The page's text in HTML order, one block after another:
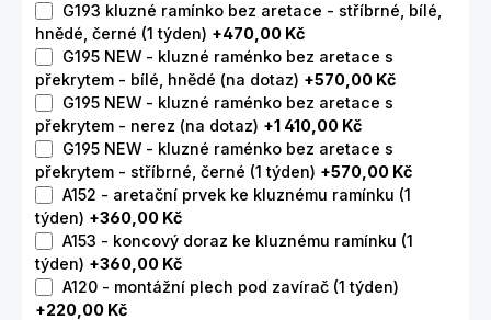
G193 kluzné ramínko bez aretace - stříbrné, bílé,
hnědé, černé (1 týden) +470,00 Kč
G195 NEW - kluzné raménko bez aretace s
překrytem - bílé, hnědé (na dotaz) +570,00 Kč
G195 NEW - kluzné raménko bez aretace s
překrytem - nerez (na dotaz) +1 410,00 Kč
G195 NEW - kluzné raménko bez aretace s
překrytem - stříbrné, černé (1 týden) +570,00 Kč
A152 - aretační prvek ke kluznému ramínku (1
týden) +360,00 Kč
A153 - koncový doraz ke kluznému ramínku (1
týden) +360,00 Kč
A120 - montážní plech pod zavírač (1 týden)
+220,00 Kč